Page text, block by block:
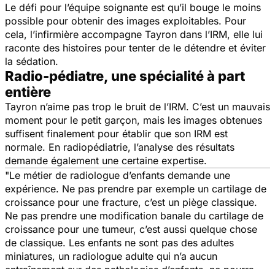
Le défi pour l’équipe soignante est qu’il bouge le moins
possible pour obtenir des images exploitables. Pour
cela, l’infirmière accompagne Tayron dans l’IRM, elle lui
raconte des histoires pour tenter de le détendre et éviter
la sédation.
Radio-pédiatre, une spécialité à part
entière
Tayron n’aime pas trop le bruit de l’IRM. C’est un mauvais
moment pour le petit garçon, mais les images obtenues
suffisent finalement pour établir que son IRM est
normale. En radiopédiatrie, l’analyse des résultats
demande également une certaine expertise.
"Le métier de radiologue d’enfants demande une
expérience. Ne pas prendre par exemple un cartilage de
croissance pour une fracture, c’est un piège classique.
Ne pas prendre une modification banale du cartilage de
croissance pour une tumeur, c’est aussi quelque chose
de classique. Les enfants ne sont pas des adultes
miniatures, un radiologue adulte qui n’a aucun